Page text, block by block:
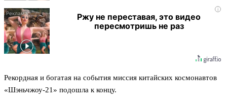
i
Ржу не переставая, это видео
пересмотришь не раз
Рекордная и богатая на события миссия китайских космонавтов
«Шэньчжоу-21» подошла к концу.